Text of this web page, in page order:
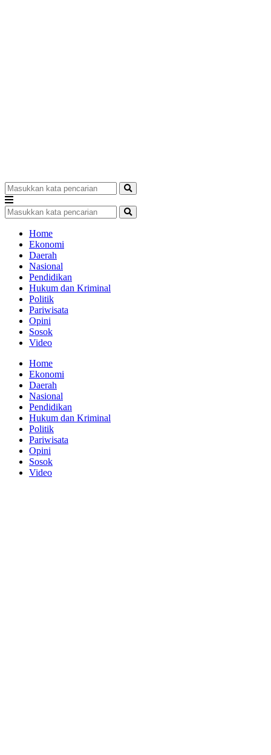
Home
Ekonomi
Daerah
Nasional
Pendidikan
Hukum dan Kriminal
Politik
Pariwisata
Opini
Sosok
Video
Home
Ekonomi
Daerah
Nasional
Pendidikan
Hukum dan Kriminal
Politik
Pariwisata
Opini
Sosok
Video